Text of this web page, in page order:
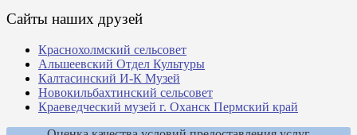
Сайты наших друзей
Краснохолмский сельсовет
Альшеевский Отдел Культуры
Калтасинский И-К Музей
Новокильбахтинский сельсовет
Краеведческий музей г. Оханск Пермский край